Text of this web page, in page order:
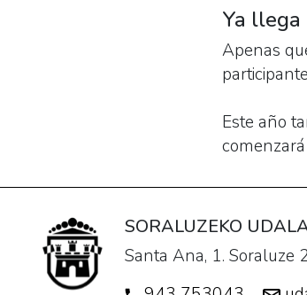
Ya
Apenas
Este año
SORALUZEKO
Santa Ana, 1. Soraluze